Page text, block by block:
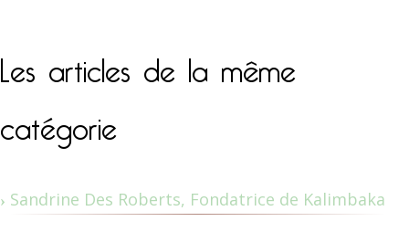
Les articles de la même
catégorie
Sandrine Des Roberts, Fondatrice de Kalimbaka